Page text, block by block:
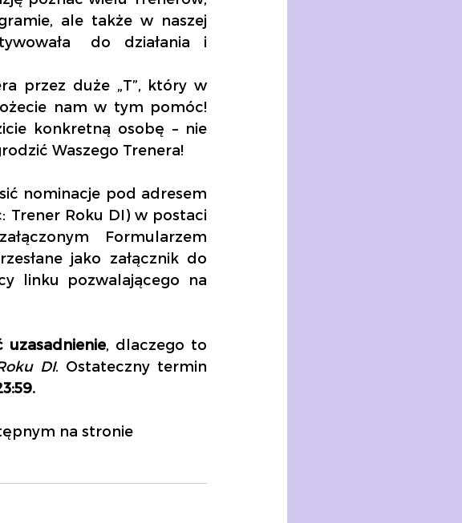
ale także w naszej
do  działania  i
przez duże „T”, który w
nam w tym pomóc!
konkretną osobę – nie
Waszego Trenera!
Formularzem
jako załącznik do
linku pozwalającego na
, dlaczego to
DI. Ostateczny termin
na stronie